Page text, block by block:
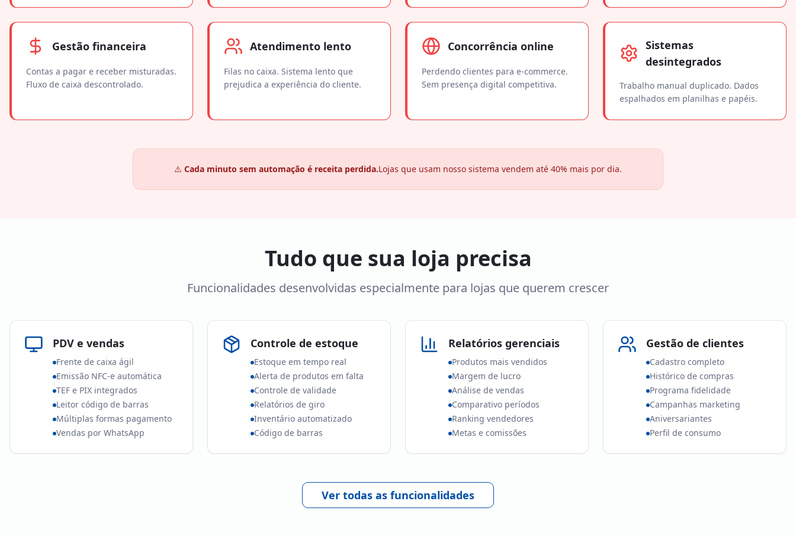
Gestão financeira
Contas a pagar e receber misturadas.
Fluxo de caixa descontrolado.
Atendimento lento
Filas no caixa. Sistema lento que
prejudica a experiência do cliente.
Concorrência online
Perdendo clientes para e-commerce.
Sem presença digital competitiva.
Sistemas
desintegrados
Trabalho manual duplicado. Dados
espalhados em planilhas e papéis.
⚠️ Cada minuto sem automação é receita perdida.Lojas que usam nosso sistema vendem até 40% mais por dia.
Tudo que sua loja precisa
Funcionalidades desenvolvidas especialmente para lojas que querem crescer
PDV e vendas
Frente de caixa ágil
Emissão NFC-e automática
TEF e PIX integrados
Leitor código de barras
Múltiplas formas pagamento
Vendas por WhatsApp
Controle de estoque
Estoque em tempo real
Alerta de produtos em falta
Controle de validade
Relatórios de giro
Inventário automatizado
Código de barras
Relatórios gerenciais
Produtos mais vendidos
Margem de lucro
Análise de vendas
Comparativo períodos
Ranking vendedores
Metas e comissões
Gestão de clientes
Cadastro completo
Histórico de compras
Programa fidelidade
Campanhas marketing
Aniversariantes
Perfil de consumo
Ver todas as funcionalidades